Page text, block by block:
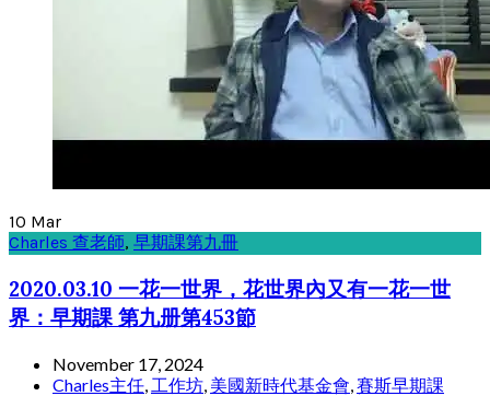
10 Mar
Charles 查老師, 早期課第九冊
2020.03.10 一花一世界，花世界內又有一花一世
界：早期課 第九册第453節
November 17, 2024
Charles主任 工作坊 美國新時代基金會 賽斯早期課